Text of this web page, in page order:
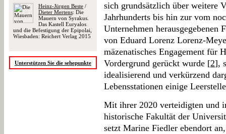
Heinz-Jürgen Beste /
Dieter Mertens: Die
Mauern von Syrakus.
Das Kastell Euryalos
und die Befestigung der Epipolai,
Wiesbaden: Reichert Verlag 2015
Unterstützen Sie die sehepunkte
sich grundsätzlich über weitere
Jahrhunderts bis hin zur vom
Unternehmen herausgegebenen
von Eduard Lorenz Lorenz-
mäzenatisches Engagement für
Vordergrund gerückt wurde [2],
idealisierend und verkürzend
Lebensstationen einige
Mit ihrer 2020 verteidigten und
historische Fakultät der
setzt Marine Fiedler ebendort